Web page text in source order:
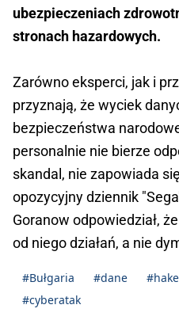
ubezpieczeniach
stronach hazardowych.
Zarówno eksperci, jak i
przyznają, że wyciek
bezpieczeństwa
personalnie nie bierze
skandal, nie zapowiada
opozycyjny dziennik
Goranow odpowiedział,
od niego działań, a nie
#Bułgaria #dane
#cyberatak